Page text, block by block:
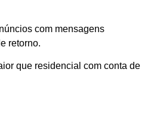
com mensagens
retorno.
que residencial com conta de